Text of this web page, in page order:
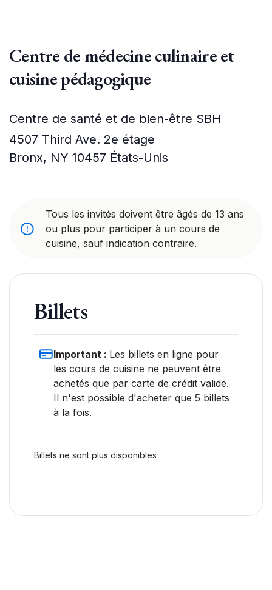
Centre de médecine culinaire et
cuisine pédagogique
Centre de santé et de bien-être SBH
4507 Third Ave. 2e étage
Bronx, NY 10457 États-Unis
Tous les invités doivent être âgés de 13 ans
ou plus pour participer à un cours de
cuisine, sauf indication contraire.
Billets
Important : Les billets en ligne pour
les cours de cuisine ne peuvent être
achetés que par carte de crédit valide.
Il n'est possible d'acheter que 5 billets
à la fois.
Billets ne sont plus disponibles